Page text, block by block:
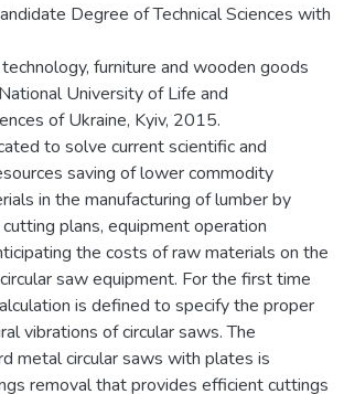
Degree of Technical Sciences with
furniture and wooden goods
University of Life and
of Ukraine, Kyiv, 2015.
to solve current scientific and
saving of lower commodity
in the manufacturing of lumber by
plans, equipment operation
the costs of raw materials on the
saw equipment. For the first time
is defined to specify the proper
vibrations of circular saws. The
metal circular saws with plates is
removal that provides efficient cuttings